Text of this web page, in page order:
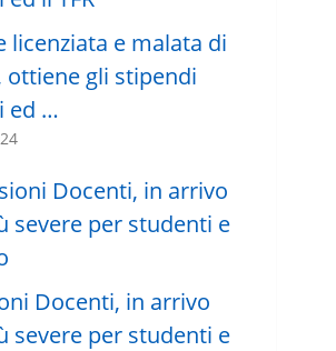
licenziata e malata di
gli stipendi
ed …
Docenti, in arrivo
severe per studenti e